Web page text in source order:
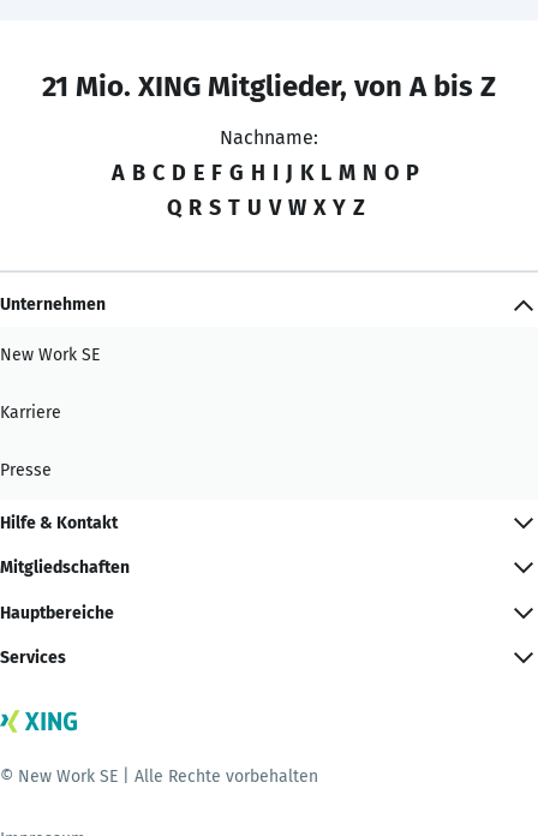
21 Mio. XING Mitglieder, von A bis Z
Nachname:
A B C D E F G H I J K L M N O P
Q R S T U V W X Y Z
Unternehmen
New Work SE
Karriere
Presse
Hilfe & Kontakt
Mitgliedschaften
Hauptbereiche
Services
© New Work SE | Alle Rechte vorbehalten